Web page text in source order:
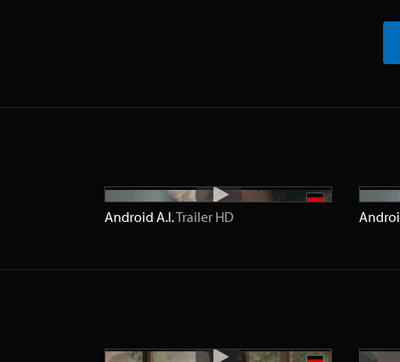
Android A.I.Trailer HD